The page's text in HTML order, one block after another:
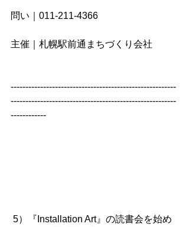
問い｜011-211-4366
主催｜札幌駅前通まちづくり会社
--------------------------------------------------------
--------------------------------------------------------
------------